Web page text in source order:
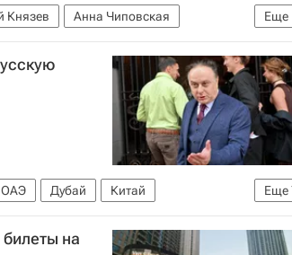
Еще
Князев
Анна Чиповская
Еще
ОАЭ Дубай
Китай
Культура-Важное
билеты на